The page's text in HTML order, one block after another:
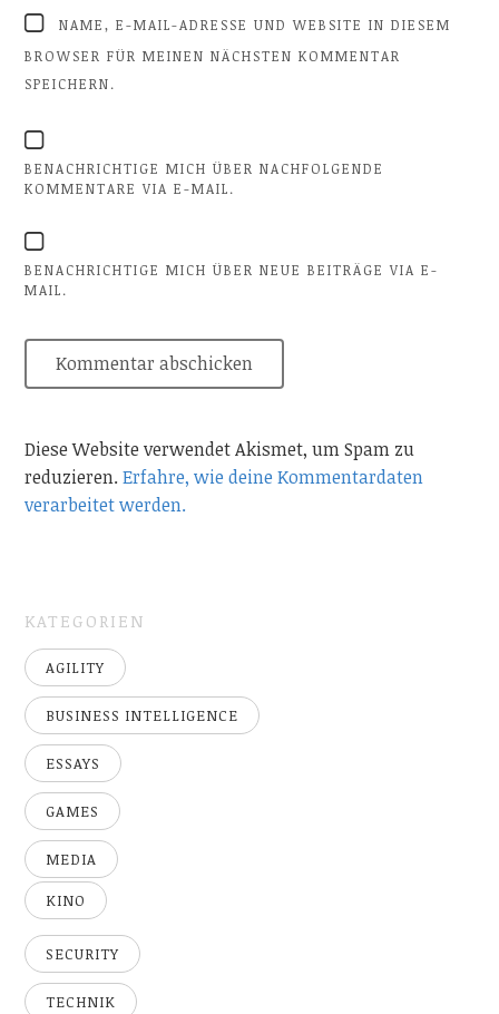
NAME, E-MAIL-ADRESSE UND WEBSITE IN DIESEM
BROWSER FÜR MEINEN NÄCHSTEN KOMMENTAR
SPEICHERN.
BENACHRICHTIGE MICH ÜBER NACHFOLGENDE
KOMMENTARE VIA E-MAIL.
BENACHRICHTIGE MICH ÜBER NEUE BEITRÄGE VIA E-
MAIL.
Diese Website verwendet Akismet, um Spam zu
reduzieren.Erfahre, wie deine Kommentardaten
verarbeitet werden.
KATEGORIEN
AGILITY
BUSINESS INTELLIGENCE
ESSAYS
GAMES
MEDIA
KINO
SECURITY
TECHNIK